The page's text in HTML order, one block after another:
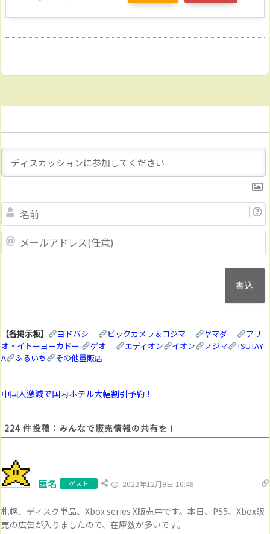
Name
ス
(任
意)
【各掲示板】 ヨドバシ ビックカメラ＆コジマ ヤマダ
アリ
オ・イトーヨーカドー
ゲオ エディオン イオン ノジマ
TSUTAY
A
ふるいち その他量販店
中国人激減で国内ホテル大幅割引予約！
224 件投稿：みんなで販売情報の共有を！
匿名 ゲスト 2022年12月9日 10:48
札幌、ディスク単品、Xbox series X販売中です。本日、PS5、Xbox販
売の広告が入りましたので、在庫数が多いです。